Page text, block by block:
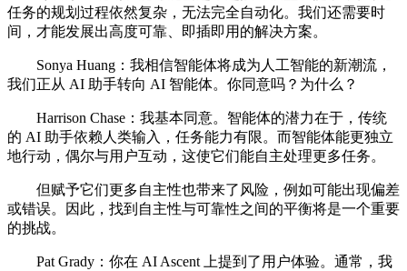
任务的规划过程依然复杂，无法完全自动化。我们还需要时
间，才能发展出高度可靠、即插即用的解决方案。
Sonya Huang：我相信智能体将成为人工智能的新潮流，
我们正从 AI 助手转向 AI 智能体。你同意吗？为什么？
Harrison Chase：我基本同意。智能体的潜力在于，传统
的 AI 助手依赖人类输入，任务能力有限。而智能体能更独立
地行动，偶尔与用户互动，这使它们能自主处理更多任务。
但赋予它们更多自主性也带来了风险，例如可能出现偏差
或错误。因此，找到自主性与可靠性之间的平衡将是一个重要
的挑战。
Pat Grady：你在 AI Ascent 上提到了用户体验。通常，我